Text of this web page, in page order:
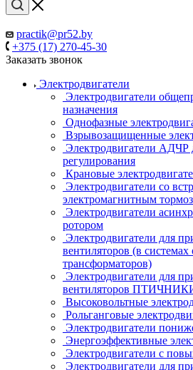
practik@pr52.by
+375 (17) 270-45-30
Заказать звонок
Электродвигатели
Электродвигатели
назначения
Однофазные
Взрывозащищенные
Электродвигатели АДЧР
регулирования
Крановые
Электродвигатели со
электромагнитным
Электродвигатели
ротором
Электродвигатели для
вентиляторов (в
трансформаторов)
Электродвигатели для
вентиляторов
Высоковольтные
Рольганговые
Электродвигатели
Энергоэффективные
Электродвигатели с
Электродвигатели для